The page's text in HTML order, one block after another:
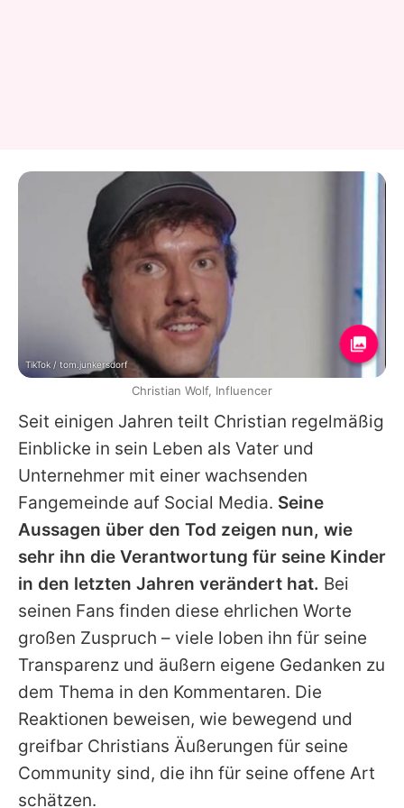
Seit einigen Jahren teilt Christian regelmäßig
Einblicke in sein Leben als Vater und
Unternehmer mit einer wachsenden
Fangemeinde auf Social Media. Seine
Aussagen über den Tod zeigen nun, wie
sehr ihn die Verantwortung für seine Kinder
in den letzten Jahren verändert hat. Bei
seinen Fans finden diese ehrlichen Worte
großen Zuspruch – viele loben ihn für seine
Transparenz und äußern eigene Gedanken zu
dem Thema in den Kommentaren. Die
Reaktionen beweisen, wie bewegend und
greifbar Christians Äußerungen für seine
Community sind, die ihn für seine offene Art
schätzen.
TikTok / tom.junkersdorf
Christian Wolf, Influencer